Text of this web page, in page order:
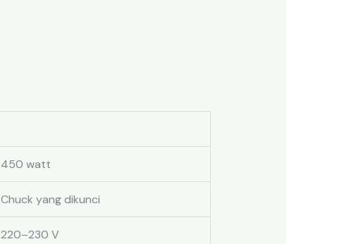
450 watt
Chuck yang dikunci
220–230 V